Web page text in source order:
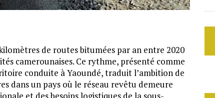
de routes bitumées par an entre 2020
camerounaises. Ce rythme, présenté comme
conduite à Yaoundé, traduit l’ambition de
dans un pays où le réseau revêtu demeure
et des besoins logistiques de la sous-